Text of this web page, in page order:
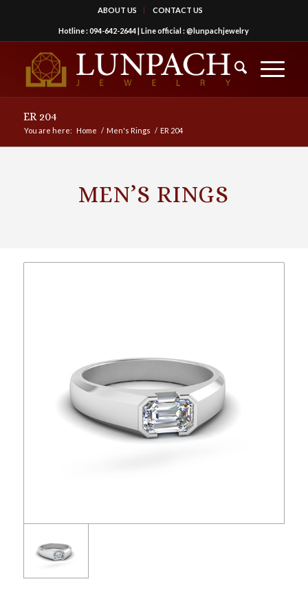
ABOUT US CONTACT US
Hotline :094-642-2644| Line official :@lunpachjewelry
ER 204
You are here: Home / Men's Rings / ER 204
MEN’S RINGS